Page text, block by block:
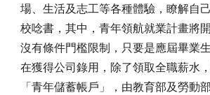
場、生活及志工等各種體驗，瞭解自
校唸書，其中，青年領航就業計畫將
沒有條件門檻限制，只要是應屆畢業
在獲得公司錄用，除了領取全職薪水
「青年儲蓄帳戶」，由教育部及勞動